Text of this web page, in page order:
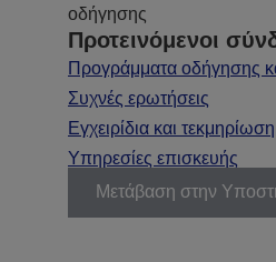
οδήγησης
Προτεινόμενοι
Προγράμματα οδήγησης
Συχνές ερωτήσεις
Εγχειρίδια και τεκμηρίωση
Υπηρεσίες επισκευής
Μετάβαση στην